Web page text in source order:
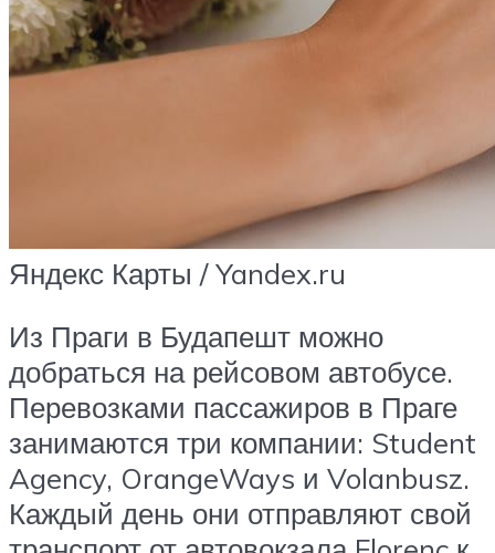
Яндекс Карты / Yandex.ru
Из Праги в Будапешт можно
добраться на рейсовом автобусе.
Перевозками пассажиров в Праге
занимаются три компании: Student
Agency, OrangeWays и Volanbusz.
Каждый день они отправляют свой